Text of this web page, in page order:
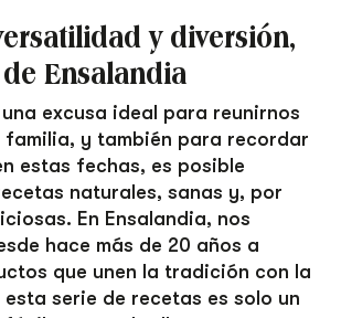
y diversión,
Ensalandia
una excusa ideal para reunirnos
familia, y también para recordar
estas fechas, es posible
naturales, sanas y, por
En Ensalandia, nos
hace más de 20 años a
que unen la tradición con la
serie de recetas es solo un